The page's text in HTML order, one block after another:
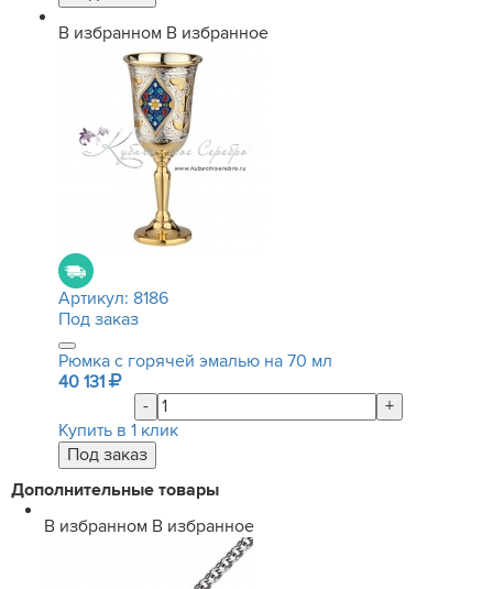
В избранном В избранное
Артикул: 8186
Под заказ
Рюмка с горячей эмалью на 70 мл
40 131
-
+
Купить в 1 клик
Дополнительные товары
В избранном В избранное